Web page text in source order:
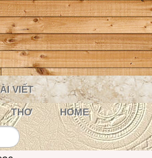
VIẾT
THƠ HOME